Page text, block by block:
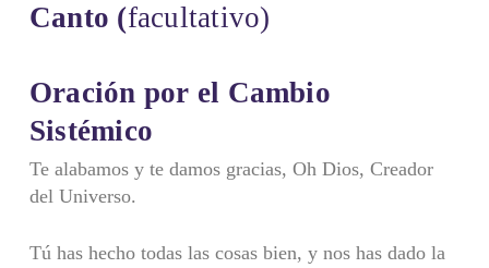
Canto (facultativo)
Oración por el Cambio
Sistémico
Te alabamos y te damos gracias, Oh Dios, Creador
del Universo.
Tú has hecho todas las cosas bien, y nos has dado la